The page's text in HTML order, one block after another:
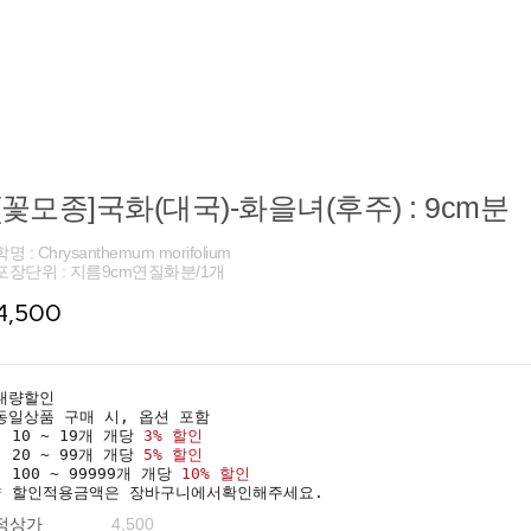
모종]국화(대국)-화을녀(후주) : 9cm분
명 : Chrysanthemum morifolium
장단위 : 지름9cm연질화분/1개
량할인
일상품 구매 시, 옵션 포함
10 ~ 19개 개당 3% 할인
20 ~ 99개 개당 5% 할인
100 ~ 99999개 개당 10% 할인
할인적용금액은 장바구니에서확인해주세요.
상가 4,500